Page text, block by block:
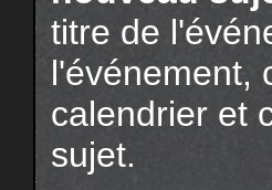
titre de
l'événement,
calendrier et
sujet.